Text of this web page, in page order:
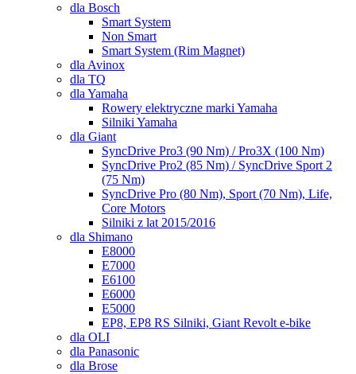
dla Bosch
Smart System
Non Smart
Smart System (Rim Magnet)
dla Avinox
dla TQ
dla Yamaha
Rowery elektryczne marki Yamaha
Silniki Yamaha
dla Giant
SyncDrive Pro3 (90 Nm) / Pro3X (100 Nm)
SyncDrive Pro2 (85 Nm) / SyncDrive Sport 2
(75 Nm)
SyncDrive Pro (80 Nm), Sport (70 Nm), Life,
Core Motors
Silniki z lat 2015/2016
dla Shimano
E8000
E7000
E6100
E6000
E5000
EP8, EP8 RS Silniki, Giant Revolt e-bike
dla OLI
dla Panasonic
dla Brose